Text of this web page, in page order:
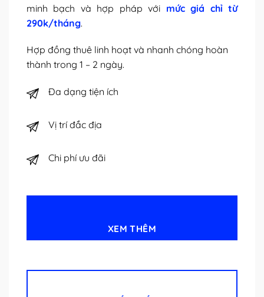
minh bạch và hợp pháp với mức giá chỉ từ
290k/tháng.
Hợp đồng thuê linh hoạt và nhanh chóng hoàn
thành trong 1 – 2 ngày.
Đa dạng tiện ích
Vị trí đắc địa
Chi phí ưu đãi
XEM THÊM